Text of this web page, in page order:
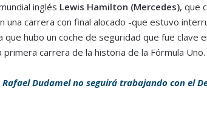
inglés Lewis Hamilton (Mercedes), que
una carrera con final alocado -que estuvo
que hubo un coche de seguridad que fue clave
carrera de la historia de la Fórmula Uno.
Rafael Dudamel no seguirá trabajando con el